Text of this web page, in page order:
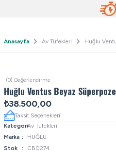
Anasayfa Av Tüfekleri Huğlu
(0) Değerlendirme
Huğlu Ventus Beyaz
₺38.500,00
Taksit Seçenekleri
KategoriAv Tüfekleri
Marka
HUĞLU
Stok
CB0274